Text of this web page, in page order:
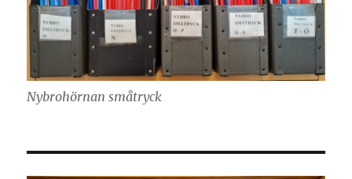
Nybrohörnan småtryck